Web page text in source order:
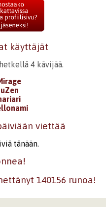
käyttäjät
4 kävijää.
viettää
tänään.
140156 runoa!